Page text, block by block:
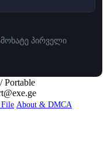
პირველი
Portable
File About & DMCA